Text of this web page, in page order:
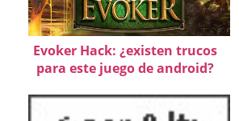
Evoker Hack: ¿existen trucos
para este juego de android?